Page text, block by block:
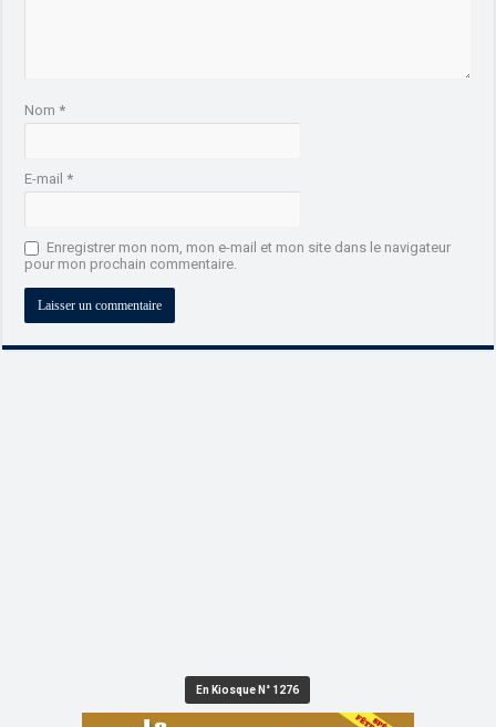
Nom*
E-mail*
Enregistrer mon nom, mon e-mail et mon site dans le navigateur
pour mon prochain commentaire.
En Kiosque N° 1276